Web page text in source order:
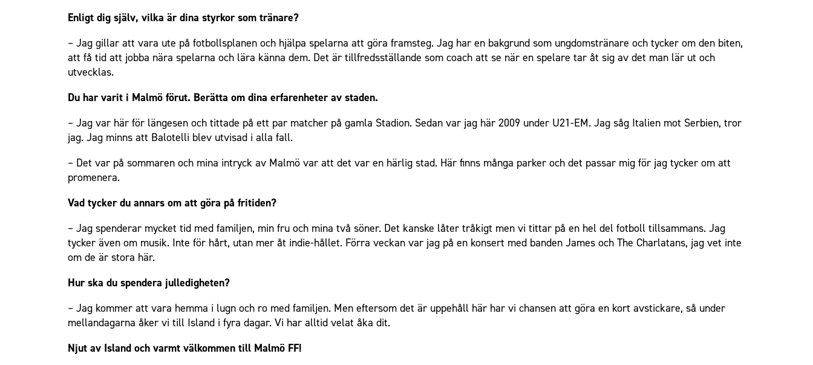
Enligt dig själv, vilka är dina styrkor som tränare?
– Jag gillar att vara ute på fotbollsplanen och hjälpa spelarna att göra framsteg. Jag har en bakgrund som ungdomstränare och tycker om den biten,
att få tid att jobba nära spelarna och lära känna dem. Det är tillfredsställande som coach att se när en spelare tar åt sig av det man lär ut och
utvecklas.
Du har varit i Malmö förut. Berätta om dina erfarenheter av staden.
– Jag var här för längesen och tittade på ett par matcher på gamla Stadion. Sedan var jag här 2009 under U21-EM. Jag såg Italien mot Serbien, tror
jag. Jag minns att Balotelli blev utvisad i alla fall.
– Det var på sommaren och mina intryck av Malmö var att det var en härlig stad. Här finns många parker och det passar mig för jag tycker om att
promenera.
Vad tycker du annars om att göra på fritiden?
– Jag spenderar mycket tid med familjen, min fru och mina två söner. Det kanske låter tråkigt men vi tittar på en hel del fotboll tillsammans. Jag
tycker även om musik. Inte för hårt, utan mer åt indie-hållet. Förra veckan var jag på en konsert med banden James och The Charlatans, jag vet inte
om de är stora här.
Hur ska du spendera julledigheten?
– Jag kommer att vara hemma i lugn och ro med familjen. Men eftersom det är uppehåll här har vi chansen att göra en kort avstickare, så under
mellandagarna åker vi till Island i fyra dagar. Vi har alltid velat åka dit.
Njut av Island och varmt välkommen till Malmö FF!